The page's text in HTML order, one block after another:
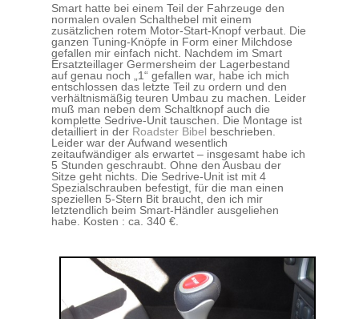
Smart hatte bei einem Teil der Fahrzeuge den
normalen ovalen Schalthebel mit einem
zusätzlichen rotem Motor-Start-Knopf verbaut. Die
ganzen Tuning-Knöpfe in Form einer Milchdose
gefallen mir einfach nicht. Nachdem im Smart
Ersatzteillager Germersheim der Lagerbestand
auf genau noch „1“ gefallen war, habe ich mich
entschlossen das letzte Teil zu ordern und den
verhältnismäßig teuren Umbau zu machen. Leider
muß man neben dem Schaltknopf auch die
komplette Sedrive-Unit tauschen. Die Montage ist
detailliert in der Roadster Bibel beschrieben.
Leider war der Aufwand wesentlich
zeitaufwändiger als erwartet – insgesamt habe ich
5 Stunden geschraubt. Ohne den Ausbau der
Sitze geht nichts. Die Sedrive-Unit ist mit 4
Spezialschrauben befestigt, für die man einen
speziellen 5-Stern Bit braucht, den ich mir
letztendlich beim Smart-Händler ausgeliehen
habe. Kosten : ca. 340 €.